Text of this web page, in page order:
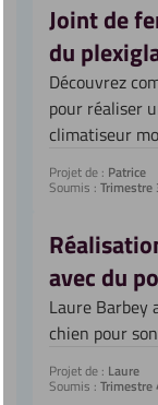
Joint de
du
Découvrez
pour réaliser
climatiseur
Projet de : Patrice
Soumis :
avec du
Laure Barbey
chien pour
Projet de : Laure
Soumis :